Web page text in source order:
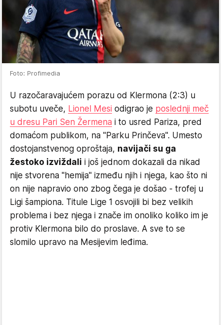
Foto: Profimedia
U razočaravajućem porazu od Klermona (2:3) u
subotu uveče, Lionel Mesi odigrao je poslednji meč
u dresu Pari Sen Žermena i to usred Pariza, pred
domaćom publikom, na "Parku Prinčeva". Umesto
dostojanstvenog oproštaja, navijači su ga
žestoko izviždali i još jednom dokazali da nikad
nije stvorena "hemija" između njih i njega, kao što ni
on nije napravio ono zbog čega je došao - trofej u
Ligi šampiona. Titule Lige 1 osvojili bi bez velikih
problema i bez njega i znače im onoliko koliko im je
protiv Klermona bilo do proslave. A sve to se
slomilo upravo na Mesijevim leđima.